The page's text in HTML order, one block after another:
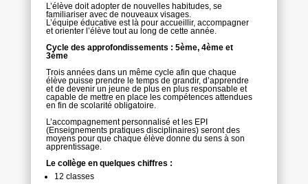
L’élève doit adopter de nouvelles habitudes, se
familiariser avec de nouveaux visages.
L’équipe éducative est là pour accueillir, accompagner
et orienter l’élève tout au long de cette année.
Cycle des approfondissements : 5ème, 4ème et
3ème
Trois années dans un même cycle afin que chaque
élève puisse prendre le temps de grandir, d’apprendre
et de devenir un jeune de plus en plus responsable et
capable de mettre en place les compétences attendues
en fin de scolarité obligatoire.
L’accompagnement personnalisé et les EPI
(Enseignements pratiques disciplinaires) seront des
moyens pour que chaque élève donne du sens à son
apprentissage.
Le collège en quelques chiffres :
12 classes